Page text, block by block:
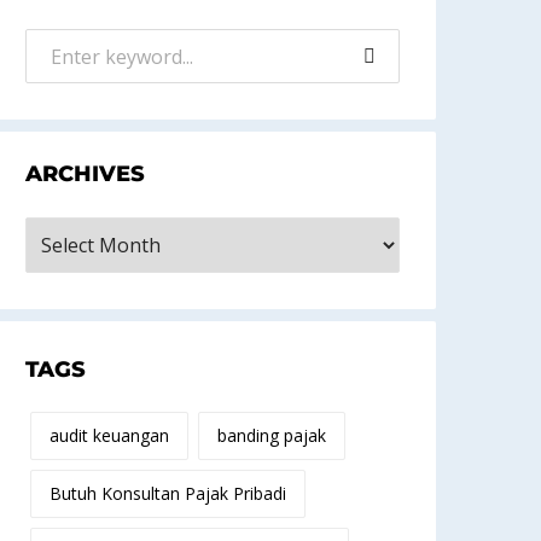
ARCHIVES
TAGS
audit keuangan banding pajak
Butuh Konsultan Pajak Pribadi